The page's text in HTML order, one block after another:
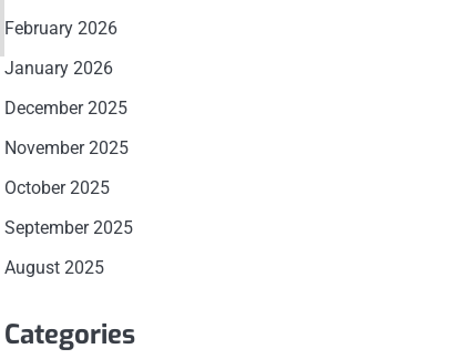
February 2026
January 2026
December 2025
November 2025
October 2025
September 2025
August 2025
Categories